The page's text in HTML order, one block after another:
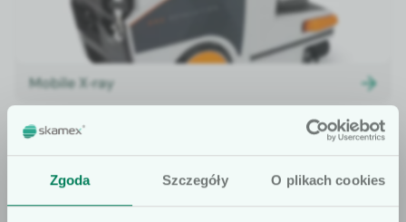
Zgoda Szczegóły O plikach cookies
Mobile X‑ray